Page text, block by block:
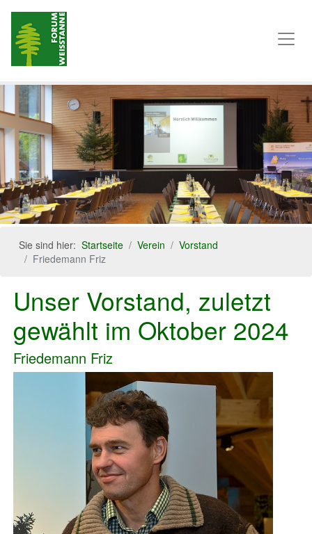
Sie sind hier:Startseite Verein
Vorstand
Friedemann Friz
Unser Vorstand, zuletzt
gewählt im Oktober 2024
Friedemann Friz